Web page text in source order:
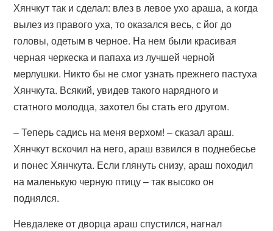
Хянчкут так и сделал: влез в левое ухо араша, а когда
вылез из правого уха, то оказался весь, с йог до
головы, одетым в черное. На нем были красивая
черная черкеска и папаха из лучшей черной
мерлушки. Никто бы не смог узнать прежнего пастуха
Хянчкута. Всякий, увидев такого нарядного и
статного молодца, захотел бы стать его другом.
– Теперь садись на меня верхом! – сказал араш.
Хянчкут вскочил на него, араш взвился в поднебесье
и понес Хянчкута. Если глянуть снизу, араш походил
на маленькую черную птицу – так высоко он
поднялся.
Невдалеке от дворца араш спустился, нагнал